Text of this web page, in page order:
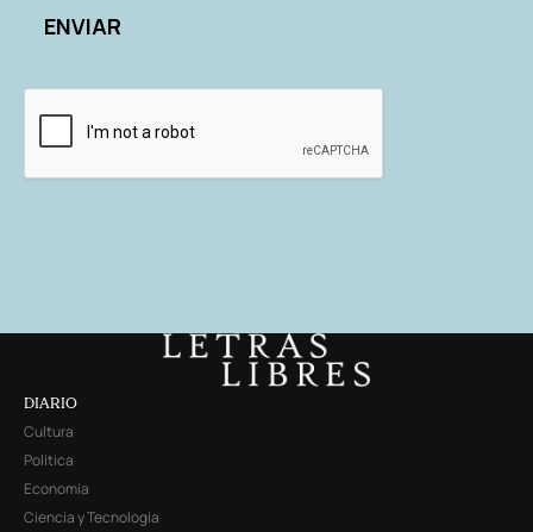
DIARIO
Cultura
Política
Economía
Ciencia y Tecnología